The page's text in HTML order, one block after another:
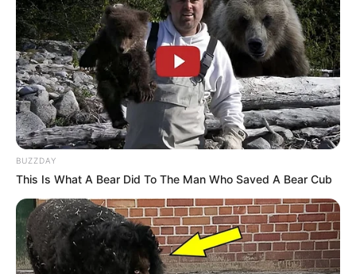
außergewöhnliche Aussichten. Informationen unter
www.treviri-keltoi.de. Eingetragen von loretta.
Besucherbergwerk Fischbach (Nahe) - Ein
mittelalterliches Kupferbergwerk, das sich noch in
einem nahezu ursprünglichen Zustand befindet.
Informationen unter
www.besucherbergwerk-fischba
ch.de.
Rheinland-Pfälzisches Freilichtmuseum Bad
Sobernheim - Vier thematisch unterschiedliche
Museumsdörfer (Mosel-Eifel, Pfalz-Rheinhessen,
Mittelrhein-Westerwald und Hunsrück-Nahe) im
größten Freilichtmuseum dieser Art von Rheinland-
Pfalz. Informationen unterwww.freilichtmuseum-bad
BUZZDAY
This Is What A Bear Did To The Man Who Saved A Bear Cub